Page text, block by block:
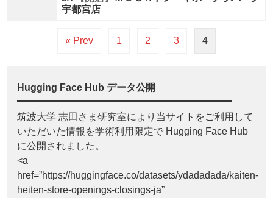
宇都宮店
« Prev 1 2 3 4
Hugging Face Hub データ公開
筑波大学 志田さま研究室により当サイトをご利用して
いただいた情報を学術利用限定で Hugging Face Hub
に公開されました。
<a
href=”https://huggingface.co/datasets/ydadadada/kaiten-
heiten-store-openings-closings-ja”